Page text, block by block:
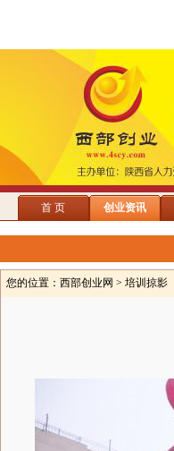
首 页 创业资讯
您的位置： 西部创业网 > 培训掠影